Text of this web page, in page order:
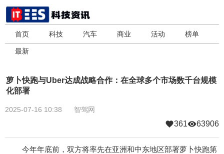
首页 科技 汽车 商业 活动 榜单
最新
萝卜快跑与Uber达成战略合作：在全球多个市场数千台规模
化部署
2025-07-16 10:38 智驾网
361 63906
今年年底前，双方将率先在亚洲和中东地区部署萝卜快跑第